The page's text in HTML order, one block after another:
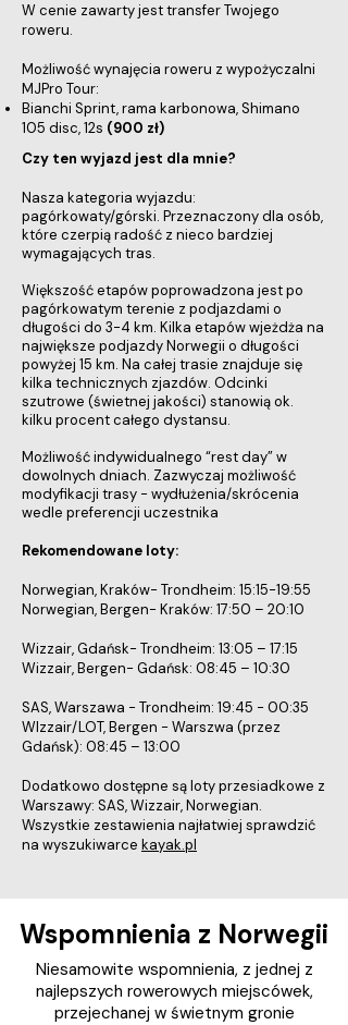
W cenie zawarty jest transfer Twojego
roweru.
Możliwość wynajęcia roweru z wypożyczalni
MJPro Tour:
Bianchi Sprint, rama karbonowa, Shimano
105 disc, 12s (900 zł)
Czy ten wyjazd jest dla mnie?
Nasza kategoria wyjazdu:
pagórkowaty/górski. Przeznaczony dla osób,
które czerpią radość z nieco bardziej
wymagających tras.
Większość etapów poprowadzona jest po
pagórkowatym terenie z podjazdami o
długości do 3-4 km. Kilka etapów wjeżdża na
największe podjazdy Norwegii o długości
powyżej 15 km. Na całej trasie znajduje się
kilka technicznych zjazdów. Odcinki
szutrowe (świetnej jakości) stanowią ok.
kilku procent całego dystansu.
Możliwość indywidualnego “rest day” w
dowolnych dniach. Zazwyczaj możliwość
modyfikacji trasy - wydłużenia/skrócenia
wedle preferencji uczestnika
Rekomendowane loty:
Norwegian, Kraków- Trondheim: 15:15-19:55
Norwegian, Bergen- Kraków: 17:50 – 20:10
Wizzair, Gdańsk- Trondheim: 13:05 – 17:15
Wizzair, Bergen- Gdańsk: 08:45 – 10:30
SAS, Warszawa - Trondheim: 19:45 - 00:35
WIzzair/LOT, Bergen - Warszwa (przez
Gdańsk): 08:45 – 13:00
Dodatkowo dostępne są loty przesiadkowe z
Warszawy: SAS, Wizzair, Norwegian.
Wszystkie zestawienia najłatwiej sprawdzić
na wyszukiwarce kayak.pl
Wspomnienia z Norwegii
Niesamowite wspomnienia, z jednej z
najlepszych rowerowych miejscówek,
przejechanej w świetnym gronie